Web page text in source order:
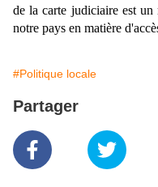
de la carte judiciaire est un
notre pays en matière
#Politique locale
Partager